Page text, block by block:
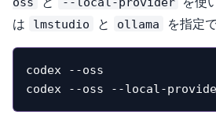
は
lmstudio と ollama を指定
codex --oss
codex --oss --local-